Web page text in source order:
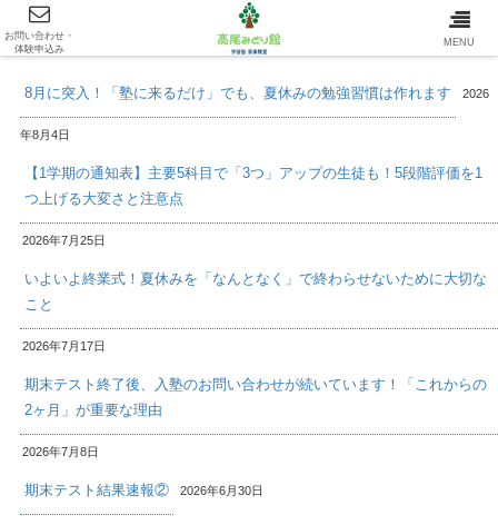
最新情報/INFOMATION
8月に突入！「塾に来るだけ」でも、夏休みの勉強習慣は作れます 2026
年8月4日
【1学期の通知表】主要5科目で「3つ」アップの生徒も！5段階評価を1
つ上げる大変さと注意点
2026年7月25日
いよいよ終業式！夏休みを「なんとなく」で終わらせないために大切な
こと
2026年7月17日
期末テスト終了後、入塾のお問い合わせが続いています！「これからの
2ヶ月」が重要な理由
2026年7月8日
期末テスト結果速報② 2026年6月30日
お問い合わせ・
体験申込み
MENU